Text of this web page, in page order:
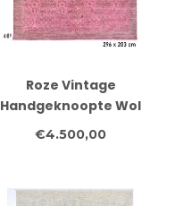
Roze Vintage
Handgeknoopte Wol
Tapijt - Antieke
€4.500,00